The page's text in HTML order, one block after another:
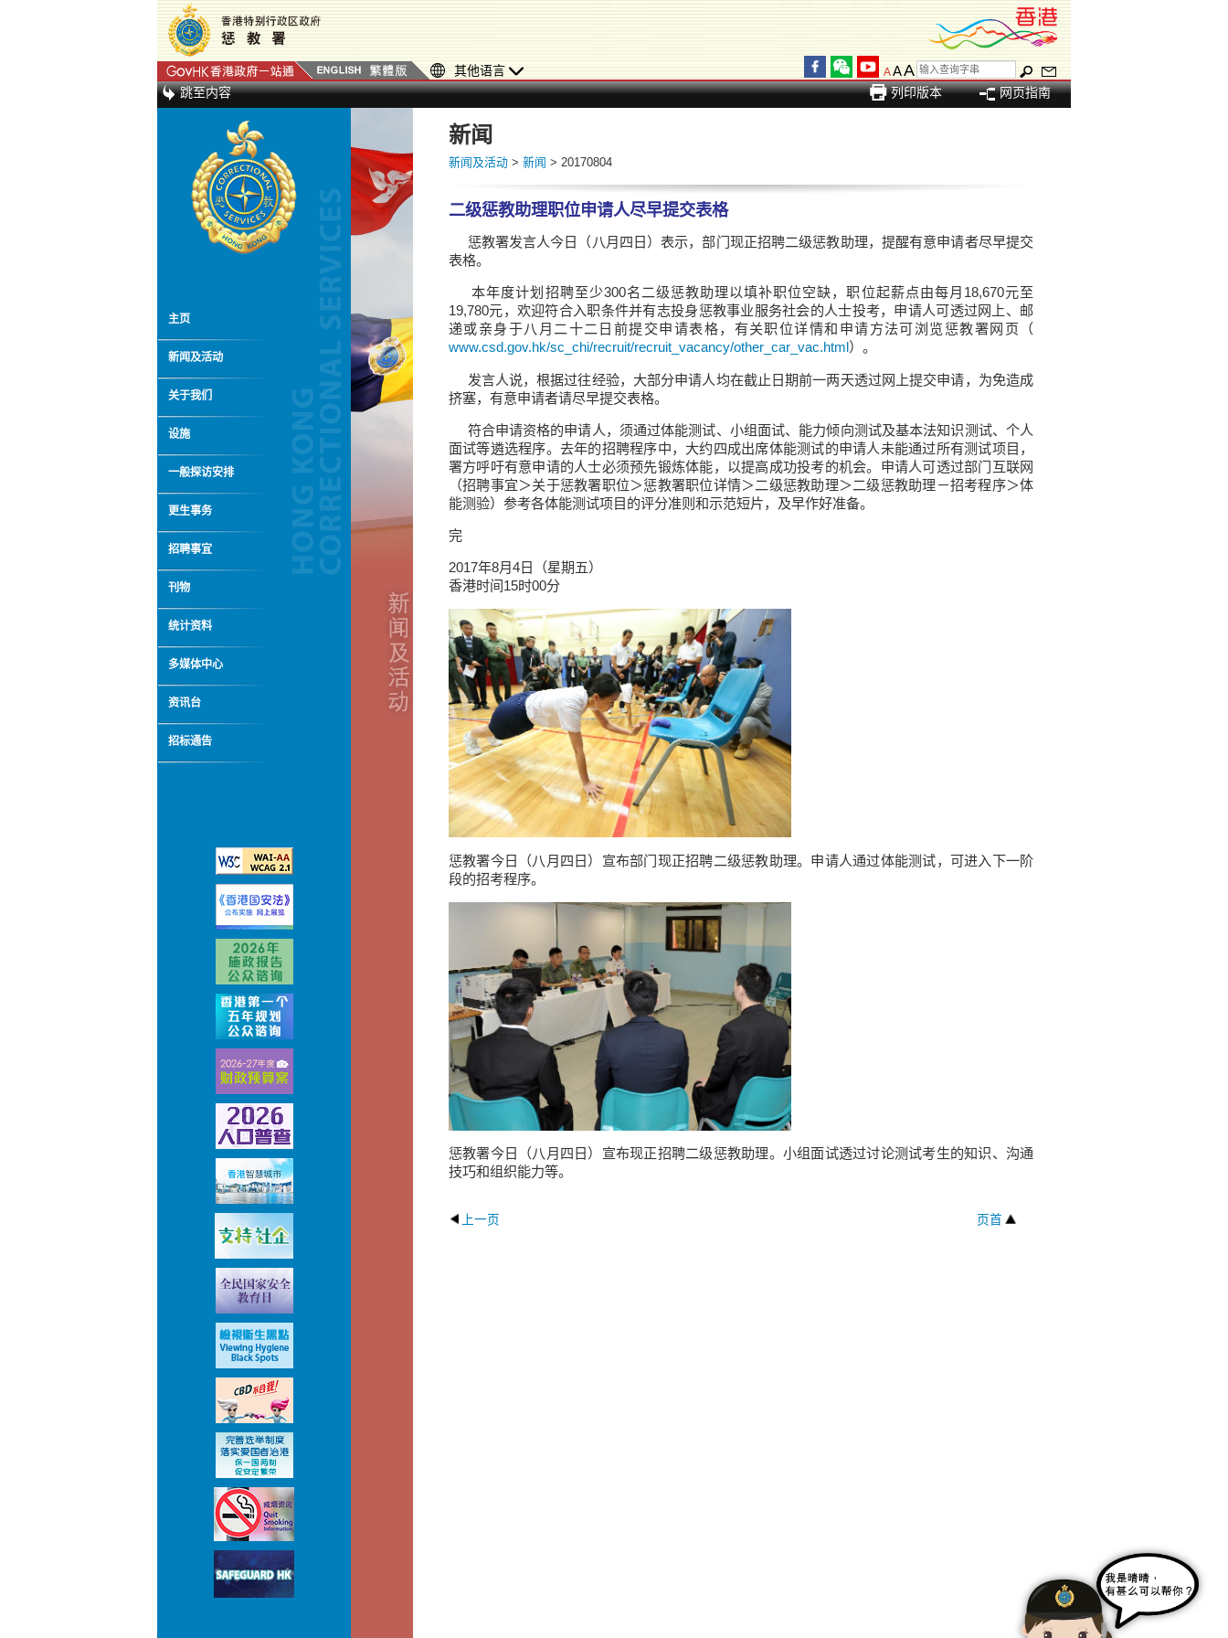
其他语言 AAA
跳至内容 列印版本 网页指南
主页
新闻及活动
关于我们
设施
一般探访安排
更生事务
招聘事宜
刊物
统计资料
多媒体中心
资讯台
招标通告
新闻
新闻及活动 > 新闻 > 20170804
二级惩教助理职位申请人尽早提交表格
惩教署发言人今日（八月四日）表示，部门现正招聘二级惩教助理，提醒有意申请者尽早提交
表格。
本年度计划招聘至少300名二级惩教助理以填补职位空缺，职位起薪点由每月18,670元至
19,780元，欢迎符合入职条件并有志投身惩教事业服务社会的人士投考，申请人可透过网上、邮
递或亲身于八月二十二日前提交申请表格，有关职位详情和申请方法可浏览惩教署网页（
www.csd.gov.hk/sc_chi/recruit/recruit_vacancy/other_car_vac.html）。
发言人说，根据过往经验，大部分申请人均在截止日期前一两天透过网上提交申请，为免造成
挤塞，有意申请者请尽早提交表格。
符合申请资格的申请人，须通过体能测试、小组面试、能力倾向测试及基本法知识测试、个人
面试等遴选程序。去年的招聘程序中，大约四成出席体能测试的申请人未能通过所有测试项目，
署方呼吁有意申请的人士必须预先锻炼体能，以提高成功投考的机会。申请人可透过部门互联网
（招聘事宜＞关于惩教署职位＞惩教署职位详情＞二级惩教助理＞二级惩教助理－招考程序＞体
能测验）参考各体能测试项目的评分准则和示范短片，及早作好准备。
完
2017年8月4日（星期五）
香港时间15时00分
惩教署今日（八月四日）宣布部门现正招聘二级惩教助理。申请人通过体能测试，可进入下一阶
段的招考程序。
惩教署今日（八月四日）宣布现正招聘二级惩教助理。小组面试透过讨论测试考生的知识、沟通
技巧和组织能力等。
上一页 页首